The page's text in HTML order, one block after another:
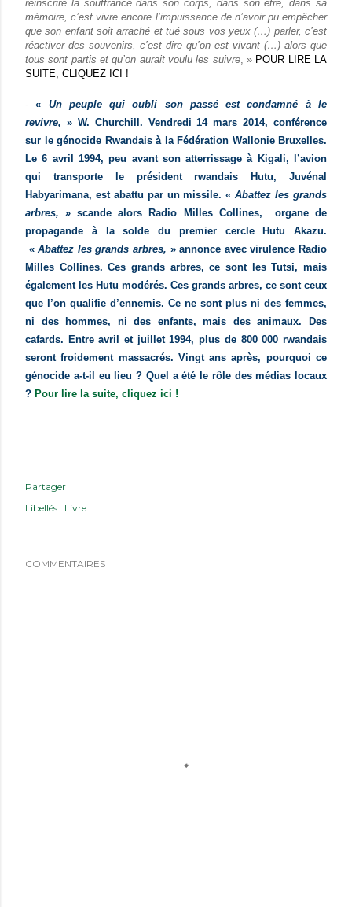
réinscrire la souffrance dans son corps, dans son être, dans sa
mémoire, c’est vivre encore l’impuissance de n’avoir pu empêcher
que son enfant soit arraché et tué sous vos yeux (…) parler, c’est
réactiver des souvenirs, c’est dire qu’on est vivant (…) alors que
tous sont partis et qu’on aurait voulu les suivre, » POUR LIRE LA
SUITE, CLIQUEZ ICI !
-« Un peuple qui oubli son passé est condamné à le
revivre, » W. Churchill. Vendredi 14 mars 2014, conférence
sur le génocide Rwandais à la Fédération Wallonie Bruxelles.
Le 6 avril 1994, peu avant son atterrissage à Kigali, l’avion
qui transporte le président rwandais Hutu, Juvénal
Habyarimana, est abattu par un missile. «Abattez les grands
arbres, » scande alors Radio Milles Collines, organe de
propagande à la solde du premier cercle Hutu Akazu.
«Abattez les grands arbres, » annonce avec virulence Radio
Milles Collines. Ces grands arbres, ce sont les Tutsi, mais
également les Hutu modérés. Ces grands arbres, ce sont ceux
que l’on qualifie d’ennemis. Ce ne sont plus ni des femmes,
ni des hommes, ni des enfants, mais des animaux. Des
cafards. Entre avril et juillet 1994, plus de 800 000 rwandais
seront froidement massacrés. Vingt ans après, pourquoi ce
génocide a-t-il eu lieu ? Quel a été le rôle des médias locaux
? Pour lire la suite, cliquez ici !
Partager
Libellés : Livre
COMMENTAIRES